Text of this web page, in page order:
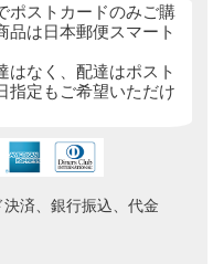
ポストカードのみご購
品は日本郵便スマート
なく、配達はポスト
指定もご希望いただけ
済、銀行振込、代金